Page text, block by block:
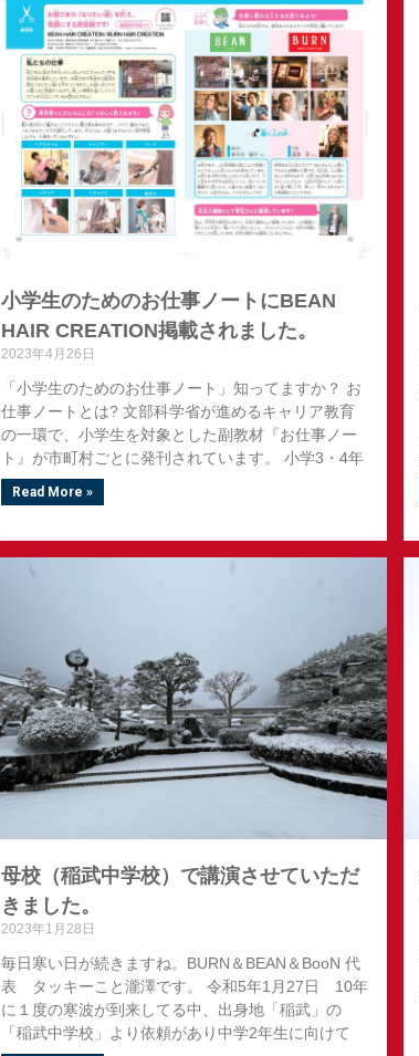
小学生のためのお仕事ノートにBEAN
HAIR CREATION掲載されました。
2023年4月26日
「小学生のためのお仕事ノート」知ってますか？ お
仕事ノートとは? 文部科学省が進めるキャリア教育
の一環で、小学生を対象とした副教材『お仕事ノー
ト』が市町村ごとに発刊されています。 小学3・4年
Read More »
母校（稲武中学校）で講演させていただ
きました。
2023年1月28日
毎日寒い日が続きますね。BURN＆BEAN＆BooN 代
表 タッキーこと瀧澤です。 令和5年1月27日 10年
に１度の寒波が到来してる中、出身地「稲武」の
「稲武中学校」より依頼があり中学2年生に向けて